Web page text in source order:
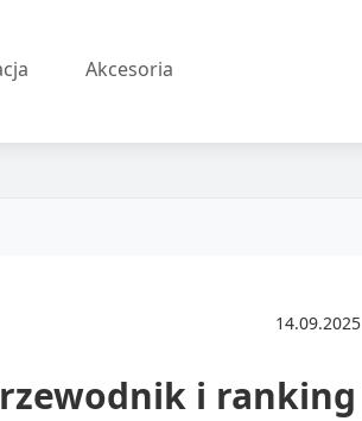
Akcesoria
14.09.2025
i ranking